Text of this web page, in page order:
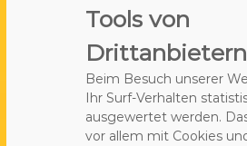
Tools von
Drittanbietern
Beim Besuch unserer
Ihr Surf-Verhalten
ausgewertet werden.
vor allem mit Cookies